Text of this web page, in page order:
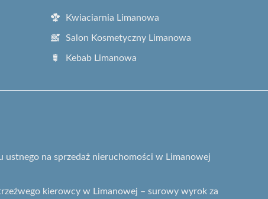
Kwiaciarnia Limanowa
Salon Kosmetyczny Limanowa
Kebab Limanowa
ustnego na sprzedaż nieruchomości w Limanowej
kierowcy w Limanowej – surowy wyrok za